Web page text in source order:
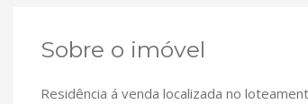
Sobre o imóvel
Residência á venda localizada no